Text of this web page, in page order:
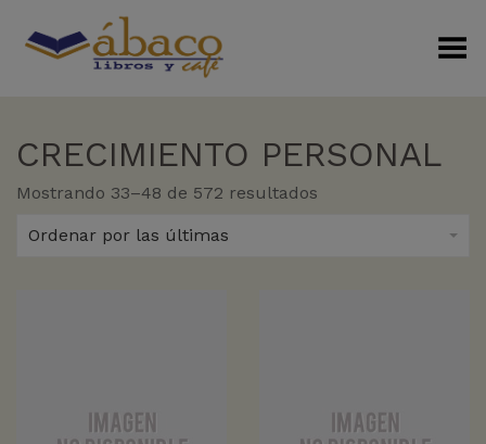
Menú Alterno
CRECIMIENTO PERSONAL
Mostrando 33–48 de 572 resultados
Ordenar por las últimas